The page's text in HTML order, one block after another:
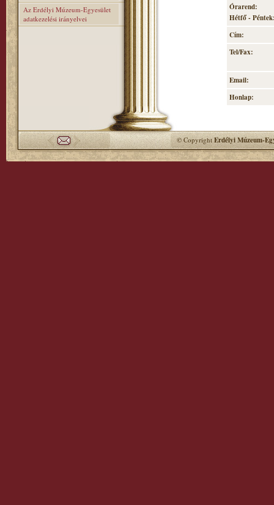
Az Erdélyi Múzeum-Egyesület
adatkezelési irányelvei
Órarend:
Hétfő -
Cím:
Tel/Fax:
Email:
Honlap:
© CopyrightErdélyi Múzeum-